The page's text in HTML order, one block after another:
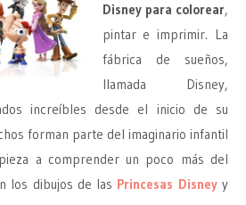
Disney para colorear,
pintar e imprimir. La
fábrica de sueños,
llamada Disney,
increíbles desde el inicio de su
forman parte del imaginario infantil
a comprender un poco más del
los dibujos de las Princesas Disneyy